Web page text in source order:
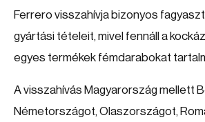
Ferrero visszahívja bizonyos
gyártási tételeit, mivel fennáll a
egyes termékek fémdarabokat
A visszahívás Magyarország mellett
Németországot, Olaszországot,